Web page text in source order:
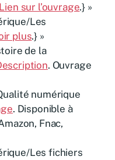
Lien sur l’ouvrage.} »
Les
plus.} »
de la
. Ouvrage
numérique
. Disponible à
Fnac,
Les fichiers